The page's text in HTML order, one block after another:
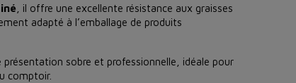
, il offre une excellente résistance aux graisses
adapté à l’emballage de produits
sobre et professionnelle, idéale pour
comptoir.